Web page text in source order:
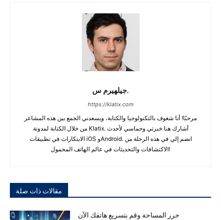
جيلهيرم س.
https://klatix.com
مرحبًا! أنا شغوف بالتكنولوجيا والكتابة، ويسعدني الجمع بين هذه المشاعر
من خلال الكتابة لمدونة Klatix. أشارك هنا خبرتي وحماسي لأحدث
الابتكارات في تطبيقات iOS وAndroid. انضم إلي في هذه الرحلة من
الاكتشافات والتحديثات في عالم الهاتف المحمول!
مقالات ذات صلة
حرر المساحة وقم بتسريع هاتفك الآن